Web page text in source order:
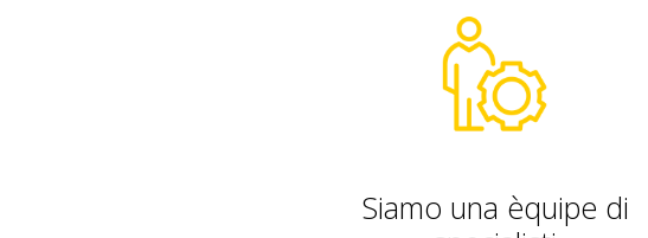
Siamo una èquipe di